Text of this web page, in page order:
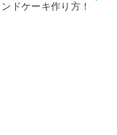
ドケーキ作り方！